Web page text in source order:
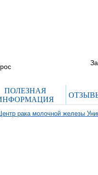
ПОЛЕЗНАЯ
рака молочной железы